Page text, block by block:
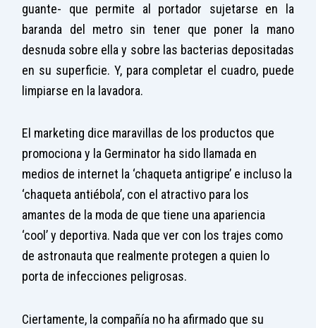
guante- que permite al portador sujetarse en la
baranda del metro sin tener que poner la mano
desnuda sobre ella y sobre las bacterias depositadas
en su superficie. Y, para completar el cuadro, puede
limpiarse en la lavadora.
El marketing dice maravillas de los productos que
promociona y la Germinator ha sido llamada en
medios de internet la ‘chaqueta antigripe’ e incluso la
‘chaqueta antiébola’, con el atractivo para los
amantes de la moda de que tiene una apariencia
‘cool’ y deportiva. Nada que ver con los trajes como
de astronauta que realmente protegen a quien lo
porta de infecciones peligrosas.
Ciertamente, la compañía no ha afirmado que su